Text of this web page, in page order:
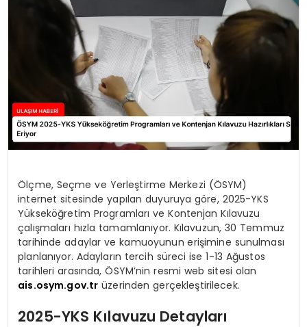
Ölçme, Seçme ve Yerleştirme Merkezi (ÖSYM)
internet sitesinde yapılan duyuruya göre, 2025-YKS
Yükseköğretim Programları ve Kontenjan Kılavuzu
çalışmaları hızla tamamlanıyor. Kılavuzun, 30 Temmuz
tarihinde adaylar ve kamuoyunun erişimine sunulması
planlanıyor. Adayların tercih süreci ise 1-13 Ağustos
tarihleri arasında, ÖSYM’nin resmi web sitesi olan
ais.osym.gov.tr üzerinden gerçekleştirilecek.
2025-YKS Kılavuzu Detayları